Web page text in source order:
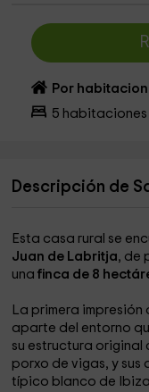
Por
5 habitaciones
Descripción de
Esta casa rural se
Juan de Labritja, de
unafinca de 8
La primera impresión
aparte del entorno
su estructura original
porxo de vigas, y sus
típico blanco de